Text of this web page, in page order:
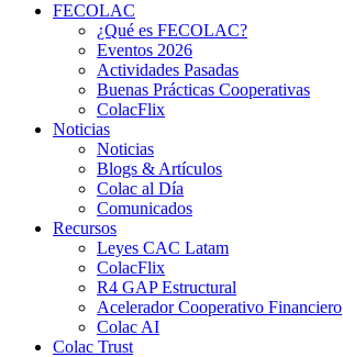
FECOLAC
¿Qué es FECOLAC?
Eventos 2026
Actividades Pasadas
Buenas Prácticas Cooperativas
ColacFlix
Noticias
Noticias
Blogs & Artículos
Colac al Día
Comunicados
Recursos
Leyes CAC Latam
ColacFlix
R4 GAP Estructural
Acelerador Cooperativo Financiero
Colac AI
Colac Trust